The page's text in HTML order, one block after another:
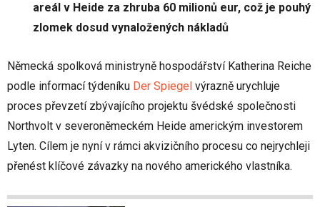
areál v Heide za zhruba 60 milionů eur, což je pouhý
zlomek dosud vynaložených nákladů
Německá spolková ministryně hospodářství Katherina Reiche
podle informací týdeníku Der Spiegel výrazně urychluje
proces převzetí zbývajícího projektu švédské společnosti
Northvolt v severoněmeckém Heide americkým investorem
Lyten. Cílem je nyní v rámci akvizičního procesu co nejrychleji
přenést klíčové závazky na nového amerického vlastníka.